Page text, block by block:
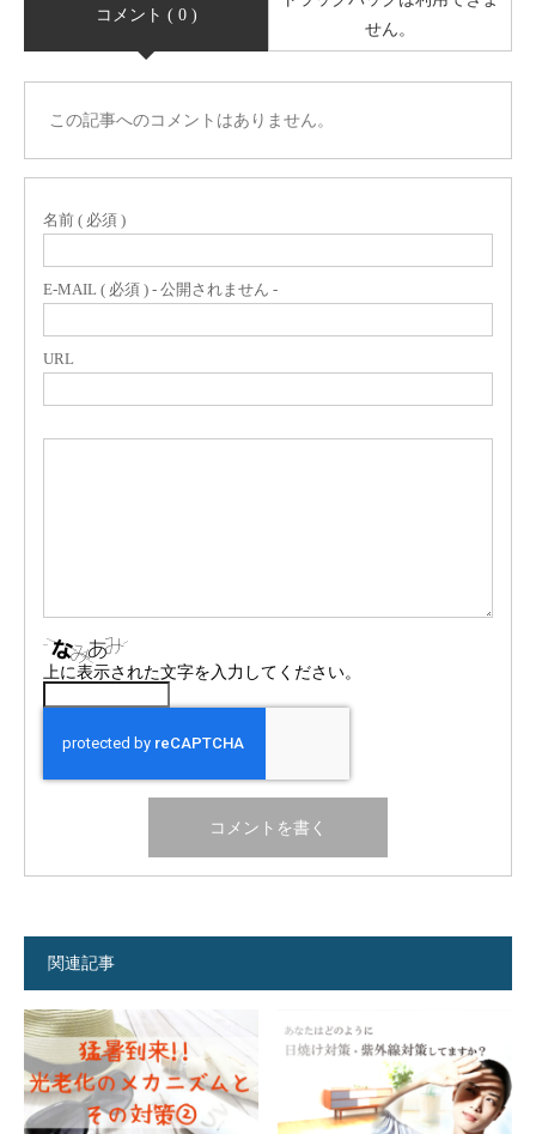
コメント ( 0 )
せん。
この記事へのコメントはありません。
名前 ( 必須 )
E-MAIL ( 必須 ) - 公開されません -
URL
上に表示された文字を入力してください。
関連記事